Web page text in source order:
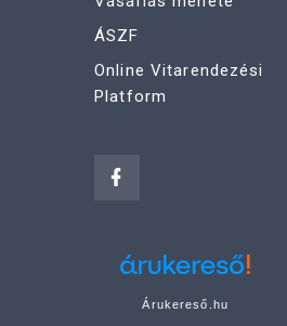
ÁSZF
Online Vitarendezési
Platform
Árukereső.hu